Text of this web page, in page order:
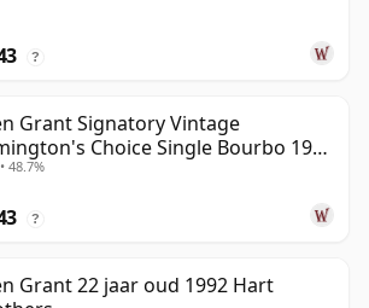
?
Grant Signatory Vintage
Choice Single Bourbo 1995
oud
48.7%
?
Grant 22 jaar oud 1992 Hart